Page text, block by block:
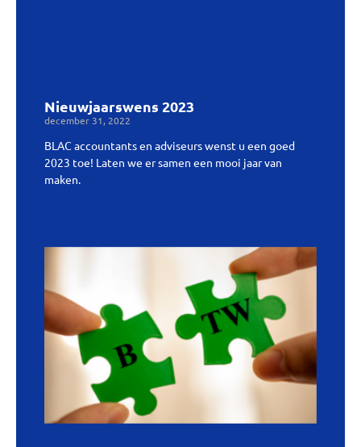
Nieuwjaarswens 2023
december 31, 2022
BLAC accountants en adviseurs wenst u een goed
2023 toe! Laten we er samen een mooi jaar van
maken.